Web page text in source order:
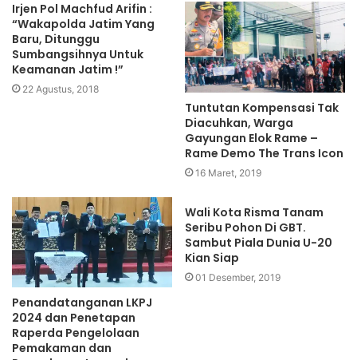
Irjen Pol Machfud Arifin :
“Wakapolda Jatim Yang
Baru, Ditunggu
Sumbangsihnya Untuk
Keamanan Jatim !”
22 Agustus, 2018
Tuntutan Kompensasi Tak
Diacuhkan, Warga
Gayungan Elok Rame –
Rame Demo The Trans Icon
16 Maret, 2019
Penandatanganan LKPJ
2024 dan Penetapan
Raperda Pengelolaan
Pemakaman dan
Wali Kota Risma Tanam
Seribu Pohon Di GBT.
Sambut Piala Dunia U-20
Kian Siap
01 Desember, 2019